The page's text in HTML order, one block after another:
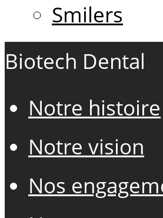
Smilers
Biotech Dental
Notre histoire
Notre vision
Nos